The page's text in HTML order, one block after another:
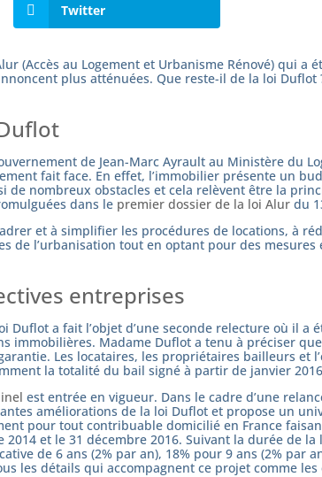
Twitter
(Accès au Logement et Urbanisme Rénové) qui
plus atténuées. Que reste-il de la loi
de Jean-Marc Ayrault au Ministère du
fait face. En effet, l’immobilier présente un
de nombreux obstacles et cela relèvent être la
dans le premier dossier de la loi Alurdu
et à simplifier les procédures de locations, à
de l’urbanisation tout en optant pour des
entreprises
Duflot a fait l’objet d’une seconde relecture où il a
immobilières. Madame Duflot a tenu à préciser
Les locataires, les propriétaires bailleurs et
la totalité du bail signé à partir de janvier
est entrée en vigueur. Dans le cadre d’une
améliorations de la loi Duflot et propose un
pour tout contribuable domicilié en France
et le 31 décembre 2016. Suivant la durée de
de 6 ans (2% par an), 18% pour 9 ans (2% par
les détails qui accompagnent ce projet comme